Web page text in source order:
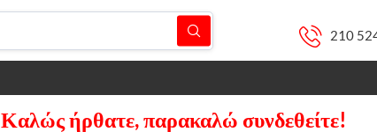
210
Καλώς ήρθατε, παρακαλώ συνδεθείτε!